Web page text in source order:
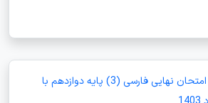
سوالات امتحان نهایی فارسی (3) پایه دوازدهم با